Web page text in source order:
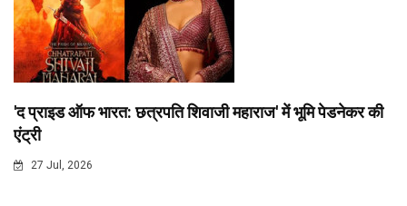
'द प्राइड ऑफ भारत: छत्रपति शिवाजी महाराज' में भूमि पेडनेकर की
एंट्री
27 Jul, 2026